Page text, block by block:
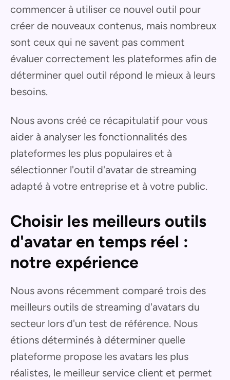
commencer à utiliser ce nouvel outil pour
créer de nouveaux contenus, mais nombreux
sont ceux qui ne savent pas comment
évaluer correctement les plateformes afin de
déterminer quel outil répond le mieux à leurs
besoins.
Nous avons créé ce récapitulatif pour vous
aider à analyser les fonctionnalités des
plateformes les plus populaires et à
sélectionner l'outil d'avatar de streaming
adapté à votre entreprise et à votre public.
Choisir les meilleurs outils
d'avatar en temps réel :
notre expérience
Nous avons récemment comparé trois des
meilleurs outils de streaming d'avatars du
secteur lors d'un test de référence. Nous
étions déterminés à déterminer quelle
plateforme propose les avatars les plus
réalistes, le meilleur service client et permet